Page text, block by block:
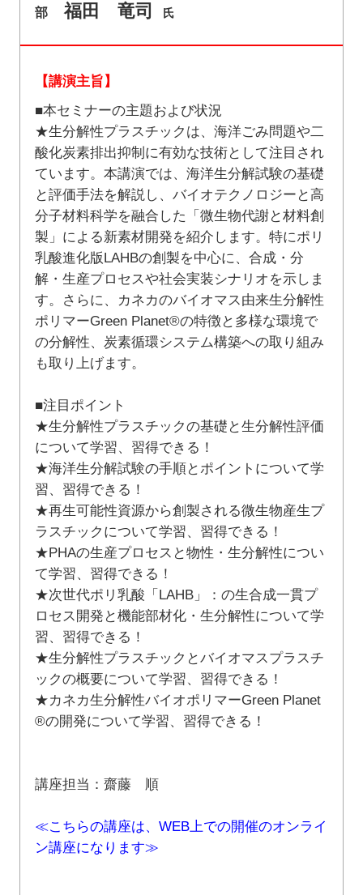
部
福田 竜司 氏
【講演主旨】
■本セミナーの主題および状況
★生分解性プラスチックは、海洋ごみ問題や二
酸化炭素排出抑制に有効な技術として注目され
ています。本講演では、海洋生分解試験の基礎
と評価手法を解説し、バイオテクノロジーと高
分子材料科学を融合した「微生物代謝と材料創
製」による新素材開発を紹介します。特にポリ
乳酸進化版LAHBの創製を中心に、合成・分
解・生産プロセスや社会実装シナリオを示しま
す。さらに、カネカのバイオマス由来生分解性
ポリマーGreen Planet®の特徴と多様な環境で
の分解性、炭素循環システム構築への取り組み
も取り上げます。
■注目ポイント
★生分解性プラスチックの基礎と生分解性評価
について学習、習得できる！
★海洋生分解試験の手順とポイントについて学
習、習得できる！
★再生可能性資源から創製される微生物産生プ
ラスチックについて学習、習得できる！
★PHAの生産プロセスと物性・生分解性につい
て学習、習得できる！
★次世代ポリ乳酸「LAHB」：の生合成一貫プ
ロセス開発と機能部材化・生分解性について学
習、習得できる！
★生分解性プラスチックとバイオマスプラスチ
ックの概要について学習、習得できる！
★カネカ生分解性バイオポリマーGreen Planet
®の開発について学習、習得できる！
講座担当：齋藤 順
≪こちらの講座は、WEB上での開催のオンライ
ン講座になります≫